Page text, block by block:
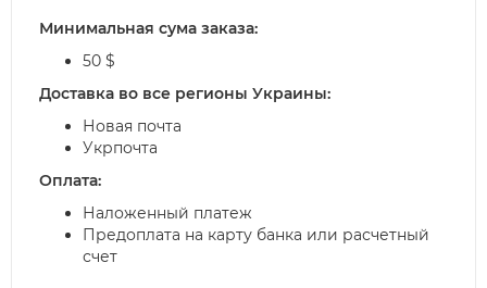
Минимальная сума заказа:
50 $
Доставка во все регионы Украины:
Новая почта
Укрпочта
Оплата:
Наложенный платеж
Предоплата на карту банка или расчетный
счет